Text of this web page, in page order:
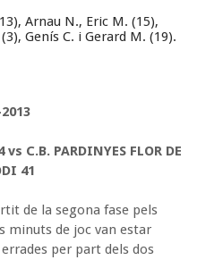
Arnau N., Eric M. (15),
Genís C. i Gerard M. (19).
vs C.B. PARDINYES FLOR DE
41
de la segona fase pels
minuts de joc van estar
per part dels dos